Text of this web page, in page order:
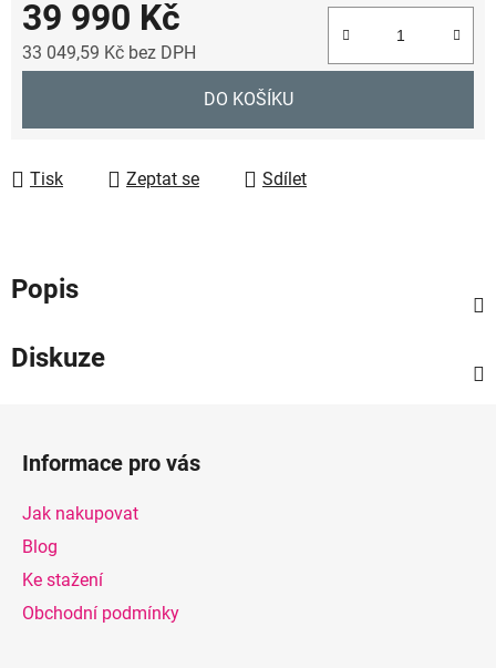
39 990 Kč
33 049,59 Kč bez DPH
DO KOŠÍKU
Tisk Zeptat se Sdílet
Popis
Diskuze
Informace pro vás
Jak nakupovat
Blog
Ke stažení
Obchodní podmínky